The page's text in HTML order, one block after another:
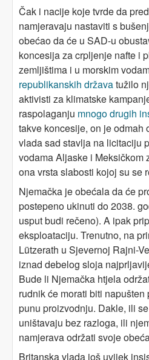
Čak i nacije koje tvrde da
namjeravaju nastaviti s
obećao da će u SAD-u
koncesija za crpljenje nafte i
zemljištima i u morskim
republikanskih državatužilo
aktivisti za klimatske
raspolaganju mnogo drugih
takve koncesije, on je odmah
vlada sad stavlja na licitaciju
vodama Aljaske i Meksičkom
ona vrsta slabosti kojoj su se
Njemačka je obećala da će
postepeno ukinuti do 2038.
usput budi rečeno). A ipak
eksploataciju. Trenutno, na
Lützerath u Sjevernoj Rajni-
iznad debelog sloja
Bude li Njemačka htjela
rudnik će morati biti
punu proizvodnju. Dakle, ili
uništavaju bez razloga, ili
namjerava održati svoje
Britanska vlada još uvijek